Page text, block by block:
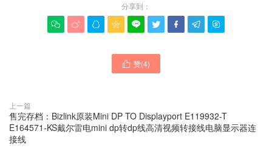
分享到：
        
 赞(4)
上一篇
售完存档：Bizlink原装Mini DP TO Displayport E119932-T
E164571-KS戴尔雷电mini dp转dp线高清视频转接线电脑显示器连
接线